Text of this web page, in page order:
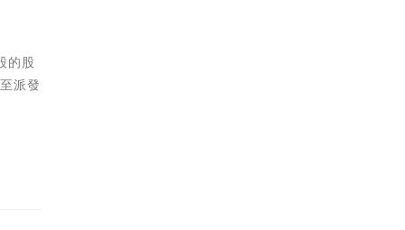
的股
派發